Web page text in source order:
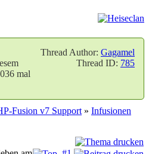
Thread Author: Gagamel
Thread ID: 785
mal
Fusion v7 Support » Infusionen